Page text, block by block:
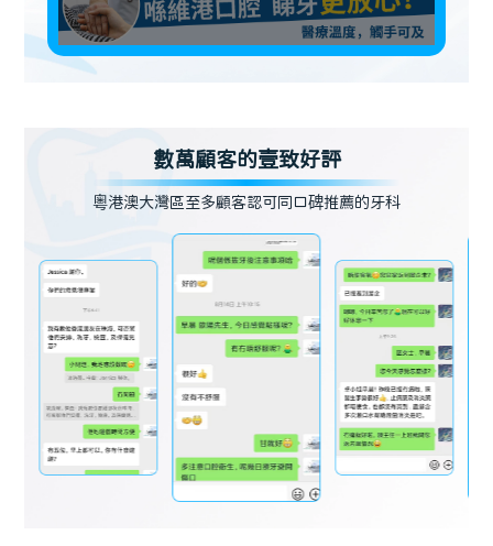
數萬顧客的壹致好評
粵港澳大灣區至多顧客認可同口碑推薦的牙科